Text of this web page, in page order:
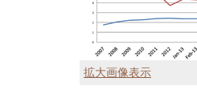
拡大画像表示